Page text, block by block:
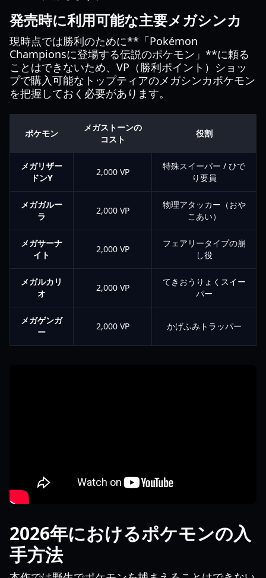
発売時に利用可能な主要メガシンカ
現時点では勝利のために**「Pokémon
Championsに登場する伝説のポケモン」**に頼る
ことはできないため、VP（勝利ポイント）ショッ
プで購入可能なトップティアのメガシンカポケモン
を把握しておく必要があります。
ポケモン
メガストーンの
コスト
役割
メガリザー
ドンY
2,000 VP
特殊スイーパー / ひで
り要員
メガガルー
ラ
2,000 VP
物理アタッカー（おや
こあい）
メガサーナ
イト
2,000 VP
フェアリータイプの崩
し役
メガルカリ
オ
2,000 VP
てきおうりょくスイー
パー
メガゲンガ
ー
2,000 VP かげふみトラッパー
2026年におけるポケモンの入
手方法